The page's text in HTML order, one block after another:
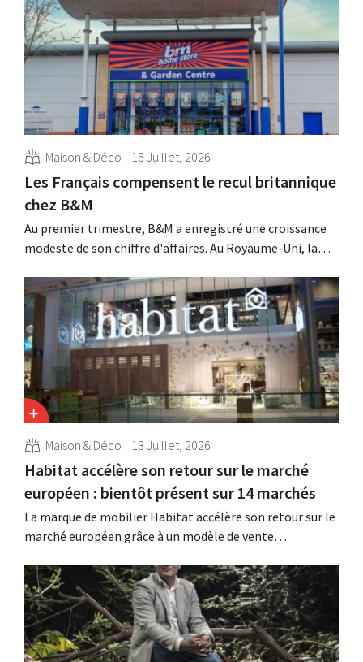
Maison & Déco 15 Juillet, 2026
Les Français compensent le recul britannique
chez B&M
Au premier trimestre, B&M a enregistré une croissance
modeste de son chiffre d'affaires. Au Royaume-Uni, la
lentement, mais la croissance en France et les meilleurs
résultats de Heron Foods ont compensé cette baisse.
Maison & Déco 13 Juillet, 2026
Habitat accélère son retour sur le marché
européen : bientôt présent sur 14 marchés
La marque de mobilier Habitat accélère son retour sur le
marché européen grâce à un modèle de vente
Vente-unique, la marque renoue avec la croissance et
entend s'implanter dans quatorze pays européens.